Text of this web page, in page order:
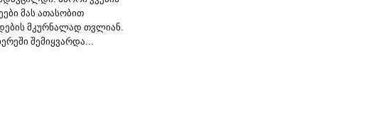
მას ათასობით
მკურნალად თვლიან.
შემიყვარდა...